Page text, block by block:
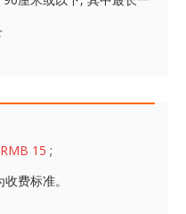
RMB 15 ;
费标准。